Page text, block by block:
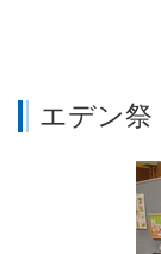
エデン祭